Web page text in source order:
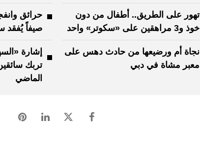
تهور على الطريق.. أطفال من دون
خوذ و3 مراهقين على «سكوتر» واحد
حرائق
صيفاً يُفقد
نجاة أم ورضيعها من حادث دهس على
معبر مشاة في دبي
إشارة
الماضي